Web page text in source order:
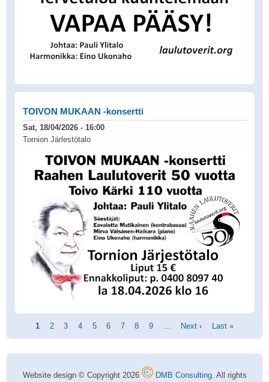
TOIVON MUKAAN -konsertti
Sat, 18/04/2026 - 16:00
Tornion Järlestötalo
Pagination
Current
page
1 Page
2 Page
3 Page
4 Page
5 Page
6 Page
7 Page
8 Page
9 …
Next
page
Next ›
Last
page
Last »
Website design © Copyright 2026 DMB Consulting. All rights